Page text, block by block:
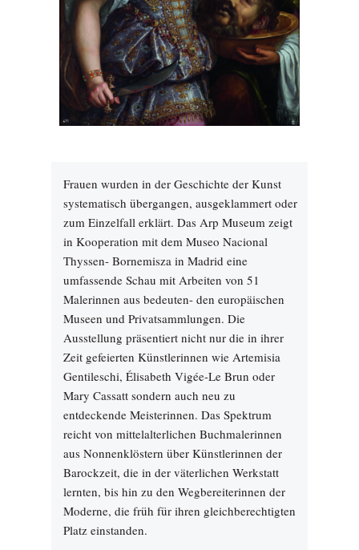
Frauen wurden in der Geschichte der Kunst
systematisch übergangen, ausgeklammert oder
zum Einzelfall erklärt. Das Arp Museum zeigt
in Kooperation mit dem Museo Nacional
Thyssen- Bornemisza in Madrid eine
umfassende Schau mit Arbeiten von 51
Malerinnen aus bedeuten- den europäischen
Museen und Privatsammlungen. Die
Ausstellung präsentiert nicht nur die in ihrer
Zeit gefeierten Künstlerinnen wie Artemisia
Gentileschi, Élisabeth Vigée-Le Brun oder
Mary Cassatt sondern auch neu zu
entdeckende Meisterinnen. Das Spektrum
reicht von mittelalterlichen Buchmalerinnen
aus Nonnenklöstern über Künstlerinnen der
Barockzeit, die in der väterlichen Werkstatt
lernten, bis hin zu den Wegbereiterinnen der
Moderne, die früh für ihren gleichberechtigten
Platz einstanden.